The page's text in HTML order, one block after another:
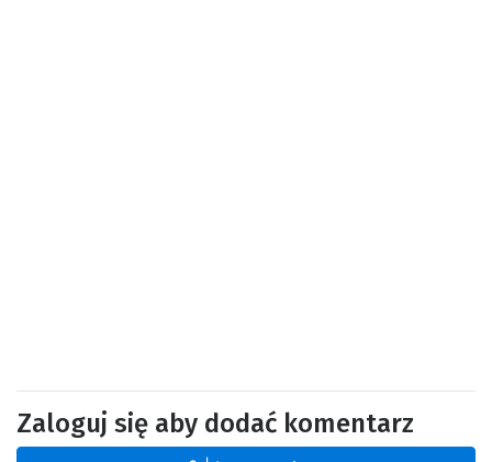
Zaloguj się aby dodać komentarz